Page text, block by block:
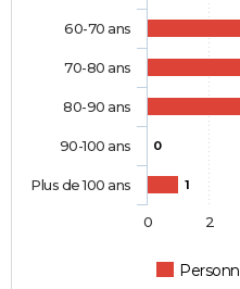
0
1
60-70 ans
70-80 ans
80-90 ans
90-100 ans
Plus de 100 ans
0 2